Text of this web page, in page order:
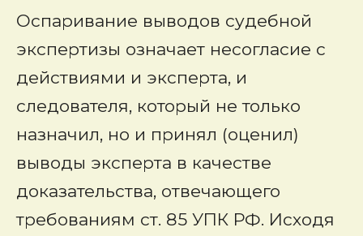
Оспаривание выводов судебной
экспертизы означает несогласие с
действиями и эксперта, и
следователя, который не только
назначил, но и принял (оценил)
выводы эксперта в качестве
доказательства, отвечающего
требованиям ст. 85 УПК РФ. Исходя